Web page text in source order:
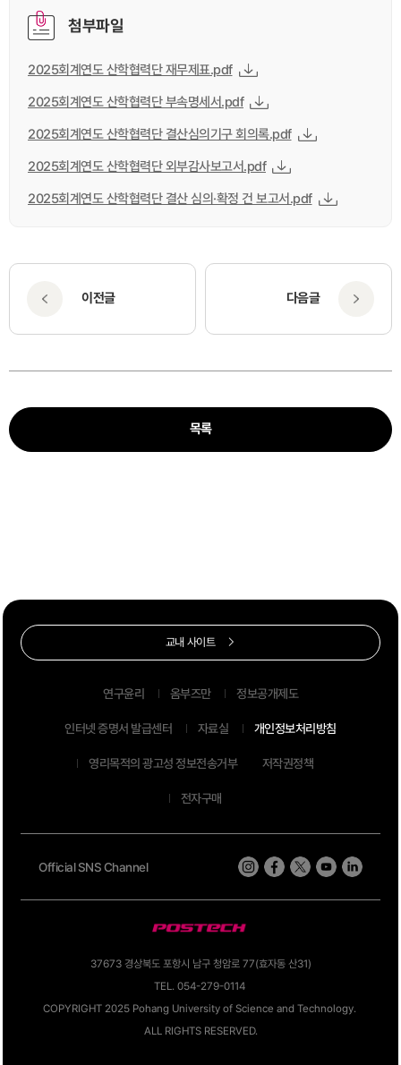
첨부파일
2025회계연도 산학협력단 재무제표.pdf
2025회계연도 산학협력단 부속명세서.pdf
2025회계연도 산학협력단 결산심의기구 회의록.pdf
2025회계연도 산학협력단 외부감사보고서.pdf
2025회계연도 산학협력단 결산 심의·확정 건 보고서.pdf
이전글 다음글
목록
37673 경상북도 포항시 남구 청암로 77(효자동 산31)
TEL. 054-279-0114
COPYRIGHT 2025 Pohang University of Science and Technology.
ALL RIGHTS RESERVED.
Official SNS Channel
연구윤리 옴부즈만 정보공개제도
인터넷 증명서 발급센터 자료실 개인정보처리방침
영리목적의 광고성 정보전송거부 저작권정책
전자구매
교내 사이트